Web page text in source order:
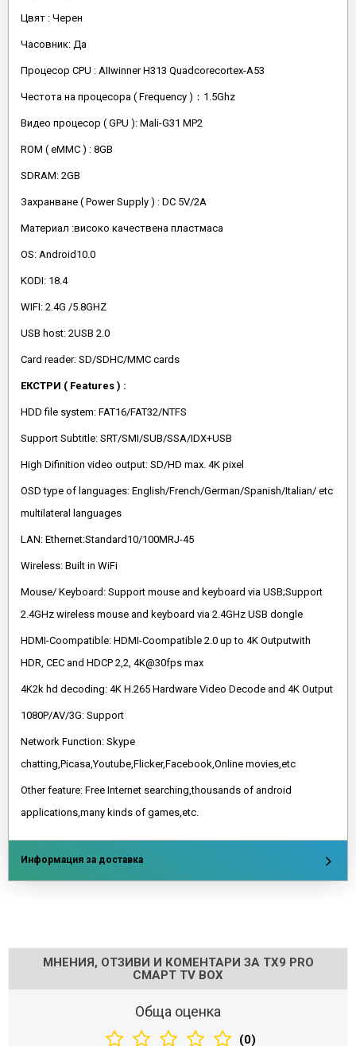
Цвят : Черен
Часовник: Да
Процесор CPU : AIIwinner H313 Quadcorecortex-A53
Честота на процесора ( Frequency )：1.5Ghz
Видео процесор ( GPU ): Mali-G31 MP2
ROM ( eMMC ) : 8GB
SDRAM: 2GB
Захранване ( Power Supply ) : DC 5V/2A
Материал :високо качествена пластмаса
OS: Android10.0
KODI: 18.4
WIFI: 2.4G /5.8GHZ
USB host: 2USB 2.0
Card reader: SD/SDHC/MMC cards
ЕКСТРИ ( Features ) :
HDD file system: FAT16/FAT32/NTFS
Support Subtitle: SRT/SMI/SUB/SSA/IDX+USB
High Difinition video output: SD/HD max. 4K pixel
OSD type of languages: English/French/German/Spanish/Italian/ etc
multilateral languages
LAN: Ethernet:Standard10/100MRJ-45
Wireless: Built in WiFi
Mouse/ Keyboard: Support mouse and keyboard via USB;Support
2.4GHz wireless mouse and keyboard via 2.4GHz USB dongle
HDMI-Coompatible: HDMI-Coompatible 2.0 up to 4K Outputwith
HDR, CEC and HDCP 2,2, 4K@30fps max
4K2k hd decoding: 4K H.265 Hardware Video Decode and 4K Output
1080P/AV/3G: Support
Network Function: Skype
chatting,Picasa,Youtube,Flicker,Facebook,Online movies,etc
Other feature: Free Internet searching,thousands of android
applications,many kinds of games,etc.
Информация за доставка
МНЕНИЯ, ОТЗИВИ И КОМЕНТАРИ ЗА TX9 PRO
СМАРТ TV BOX
Обща оценка
(0)